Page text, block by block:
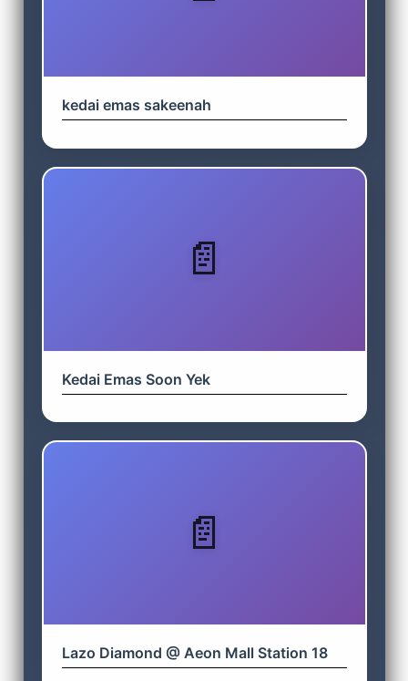
kedai emas sakeenah
Kedai Emas Soon Yek
Lazo Diamond @ Aeon Mall Station 18